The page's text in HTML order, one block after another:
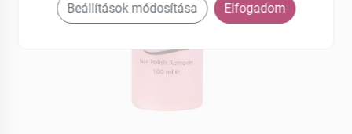
Beállítások módosítása Elfogadom